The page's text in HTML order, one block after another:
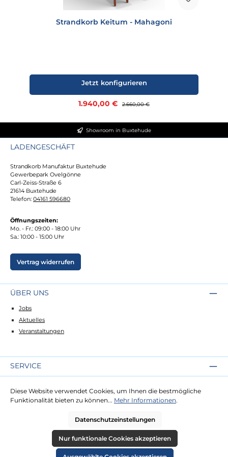
Strandkorb Keitum - Mahagoni
Verkaufspreis:
1.940,00 € Regulärer Preis:
2.660,00 €
Jetzt konfigurieren
Showroom in Buxtehude
LADENGESCHÄFT
Strandkorb Manufaktur Buxtehude
Gewerbepark Ovelgönne
Carl-Zeiss-Straße 6
21614 Buxtehude
Telefon: 04161 596680
Öffnungszeiten:
Mo. - Fr.: 09:00 - 18:00 Uhr
Sa.: 10:00 - 15:00 Uhr
Vertrag widerrufen
ÜBER UNS
Jobs
Aktuelles
Veranstaltungen
SERVICE
Lieferung
Zahlung
RECHTLICHES
Diese Website verwendet Cookies, um Ihnen die bestmögliche
Funktionalität bieten zu können... Mehr Informationen.
Datenschutzeinstellungen
Nur funktionale Cookies akzeptieren